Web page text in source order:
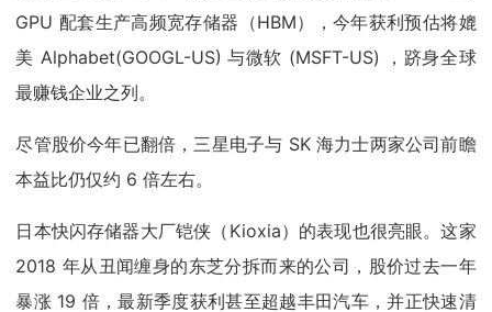
GPU 配套生产高频宽存储器（HBM），今年获利预估将媲
美 Alphabet(GOOGL-US) 与微软 (MSFT-US) ，跻身全球
最赚钱企业之列。
尽管股价今年已翻倍，三星电子与 SK 海力士两家公司前瞻
本益比仍仅约 6 倍左右。
日本快闪存储器大厂铠侠（Kioxia）的表现也很亮眼。这家
2018 年从丑闻缠身的东芝分拆而来的公司，股价过去一年
暴涨 19 倍，最新季度获利甚至超越丰田汽车，并正快速清